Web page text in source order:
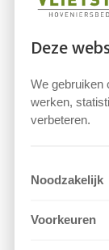
Vlietstra
uw Tuin
Deze
We gebruiken
werken,
verbeteren.
Noodzakelijk
Voorkeuren